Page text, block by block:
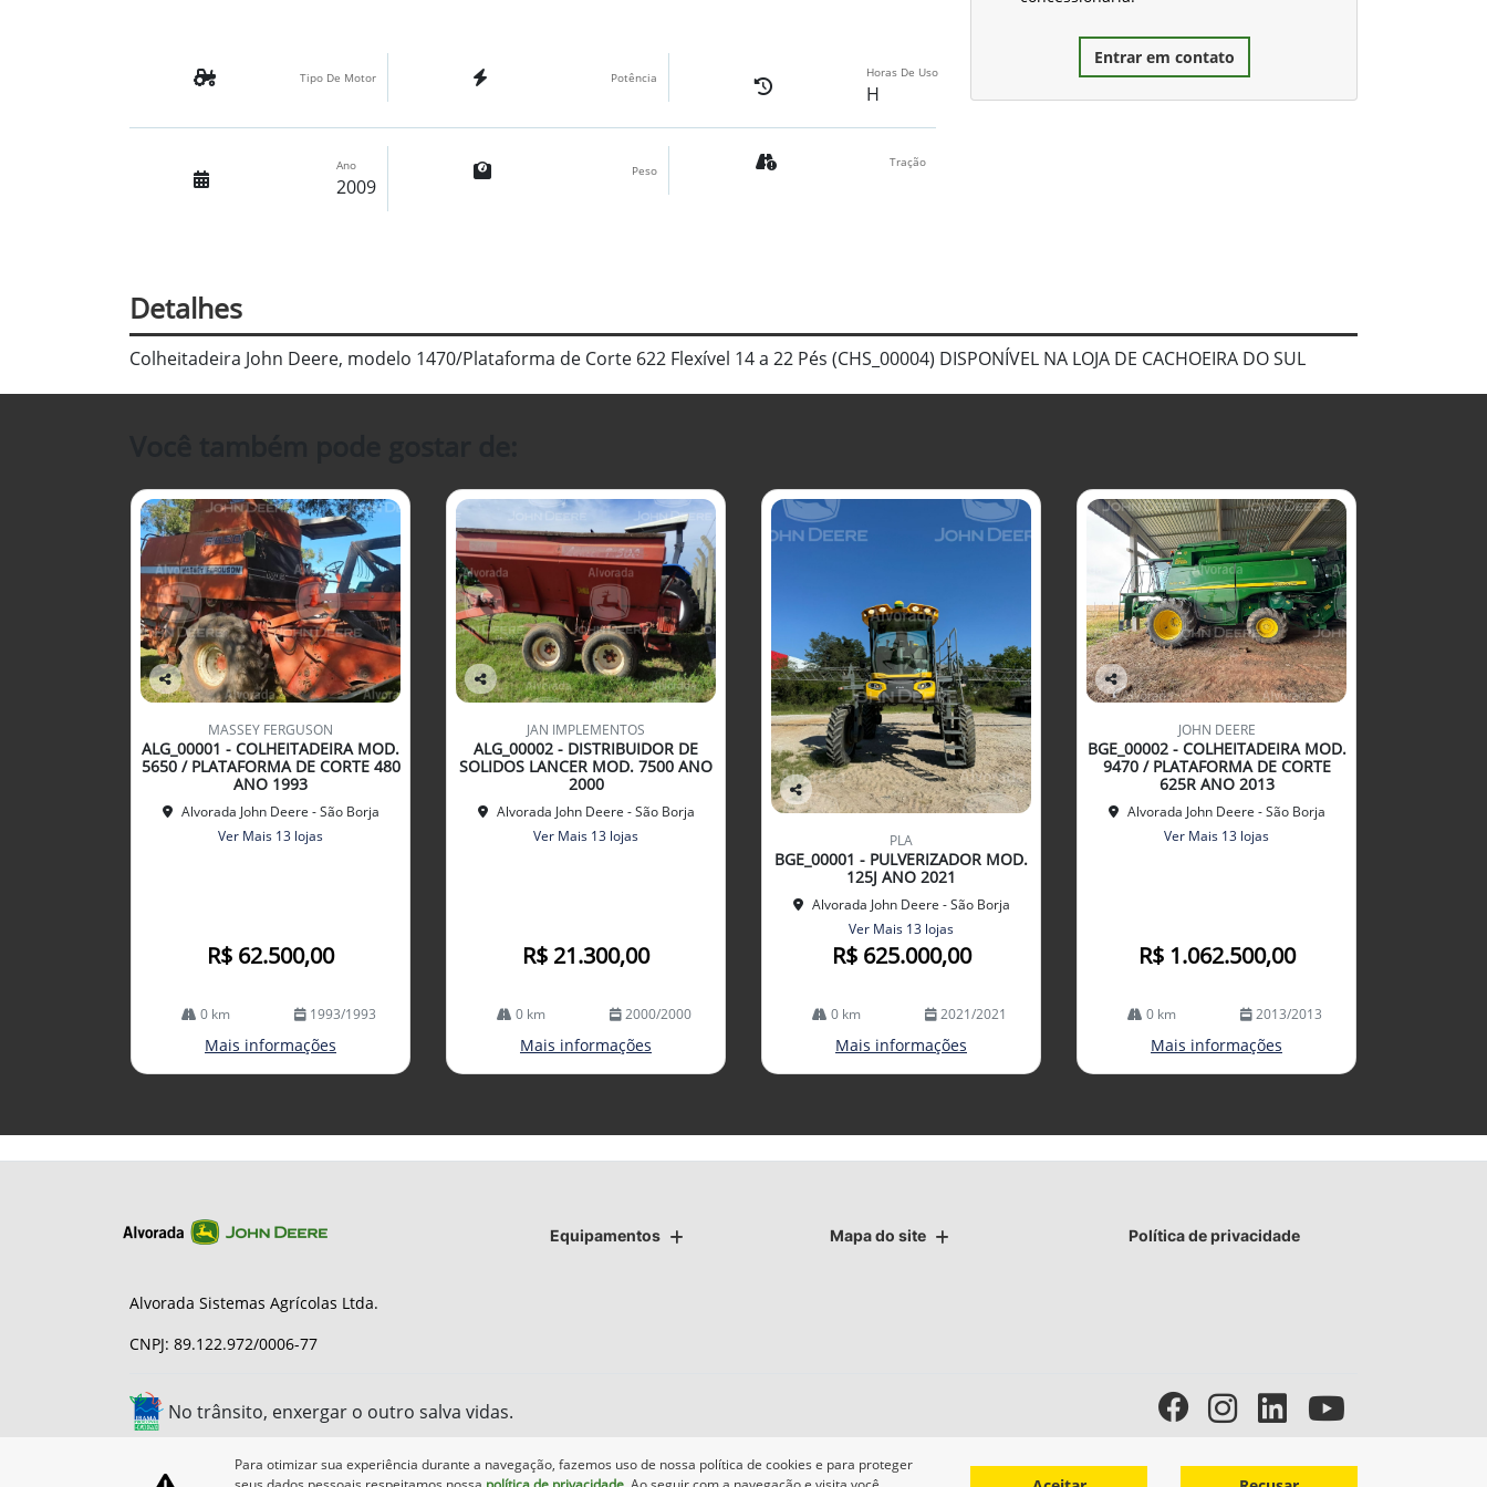
Entrar em contato
Tipo De Motor Potência Horas De Uso
H
Ano
2009
Peso
Tração
Detalhes
Colheitadeira John Deere, modelo 1470/Plataforma de Corte 622 Flexível 14 a 22 Pés (CHS_00004) DISPONÍVEL NA LOJA DE CACHOEIRA DO SUL
Co
arti
lhe
MASSEY FERGUSON
ALG_00001 - COLHEITADEIRA MOD.
5650 / PLATAFORMA DE CORTE 480
ANO 1993
Alvorada John Deere - São Borja
Ver Mais 13 lojas
R$ 62.500,00
0 km 1993/1993
Mais informações
Co
arti
lhe
JAN IMPLEMENTOS
ALG_00002 - DISTRIBUIDOR DE
SOLIDOS LANCER MOD. 7500 ANO
2000
Alvorada John Deere - São Borja
Ver Mais 13 lojas
R$ 21.300,00
0 km 2000/2000
Mais informações
Co
arti
lhe
PLA
BGE_00001 - PULVERIZADOR MOD.
125J ANO 2021
Alvorada John Deere - São Borja
Ver Mais 13 lojas
R$ 625.000,00
0 km 2021/2021
Mais informações
Co
arti
lhe
JOHN DEERE
BGE_00002 - COLHEITADEIRA MOD.
9470 / PLATAFORMA DE CORTE
625R ANO 2013
Alvorada John Deere - São Borja
Ver Mais 13 lojas
R$ 1.062.500,00
0 km 2013/2013
Mais informações
Equipamentos Mapa do site Política de privacidade
Alvorada Sistemas Agrícolas Ltda.
CNPJ: 89.122.972/0006-77
No trânsito, enxergar o outro salva vidas.
Para otimizar sua experiência durante a navegação, fazemos uso de nossa política de cookies e para proteger